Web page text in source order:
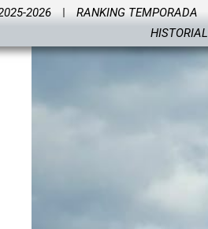
2026 RANKING TEMPORADA
HISTORIAL